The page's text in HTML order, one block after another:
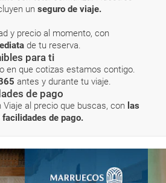
un seguro de viaje.
y precio al momento, con
de tu reserva.
para ti
en que cotizas estamos contigo.
antes y durante tu viaje.
de pago
Viaje al precio que buscas, con las
de pago.